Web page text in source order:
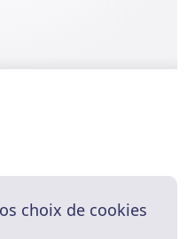
choix de cookies